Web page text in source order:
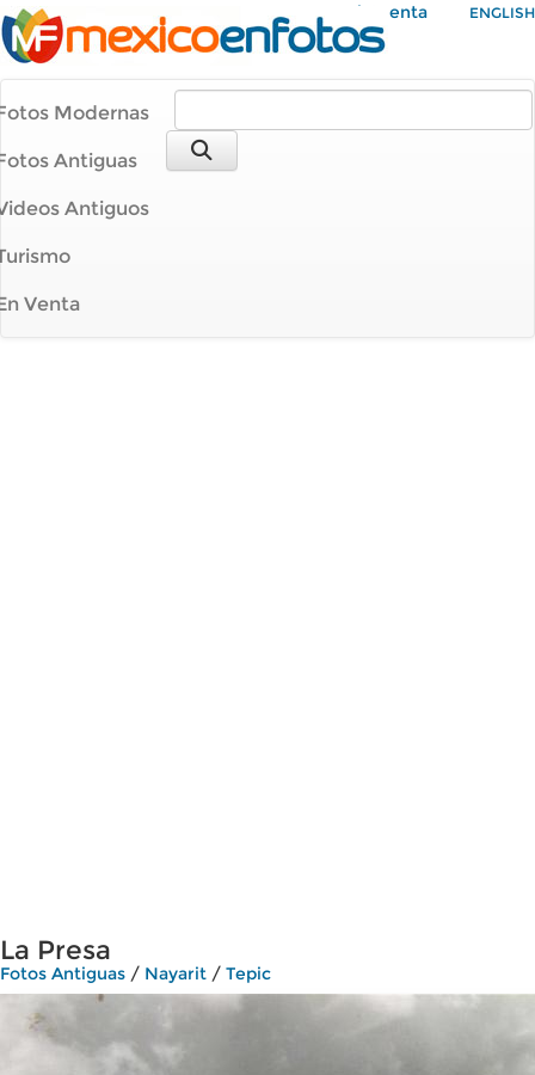
Mi Cuenta ENGLISH
Modernas
Antiguas
Antiguos
Venta
La Presa
Fotos Antiguas / Nayarit / Tepic